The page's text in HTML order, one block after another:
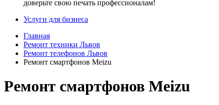
доверьте свою печать профессионалам!
Услуги для бизнеса
Главная
Ремонт техники Львов
Ремонт телефонов Львов
Ремонт смартфонов Meizu
Ремонт смартфонов Meizu